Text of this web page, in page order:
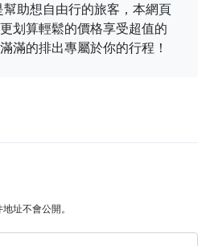
助想自由行的旅客，本網頁
划算輕鬆的價格享受超值的
滿的排出專屬於你的行程！
址不會公開。